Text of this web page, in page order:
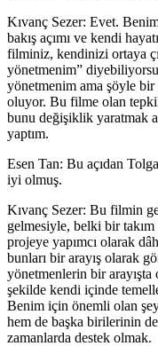
Kıvanç Sezer: Evet.
bakış açımı ve kendi
filminiz, kendinizi ortaya
yönetmenim”
yönetmenim ama şöyle
oluyor. Bu filme olan
bunu değişiklik yaratmak
yaptım.
Esen Tan: Bu açıdan
iyi olmuş.
Kıvanç Sezer: Bu filmin
gelmesiyle, belki bir takım
projeye yapımcı olarak
bunları bir arayış olarak
yönetmenlerin bir
şekilde kendi içinde
Benim için önemli olan
hem de başka birilerinin
zamanlarda destek olmak.